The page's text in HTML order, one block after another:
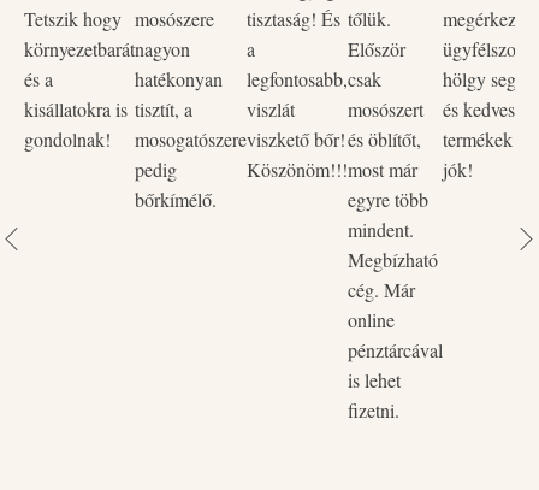
Tetszik hogy
környezetbarát
és a
kisállatokra is
gondolnak!
mosószere
nagyon
hatékonyan
tisztít, a
mosogatószere
pedig
bőrkímélő.
tisztaság! És
a
legfontosabb,
viszlát
viszkető bőr!
Köszönöm!!!
tőlük.
Először
csak
mosószert
és öblítőt,
most már
egyre több
mindent.
Megbízható
cég. Már
online
pénztárcával
is lehet
fizetni.
hölgy
és kedves
termékek
jók!